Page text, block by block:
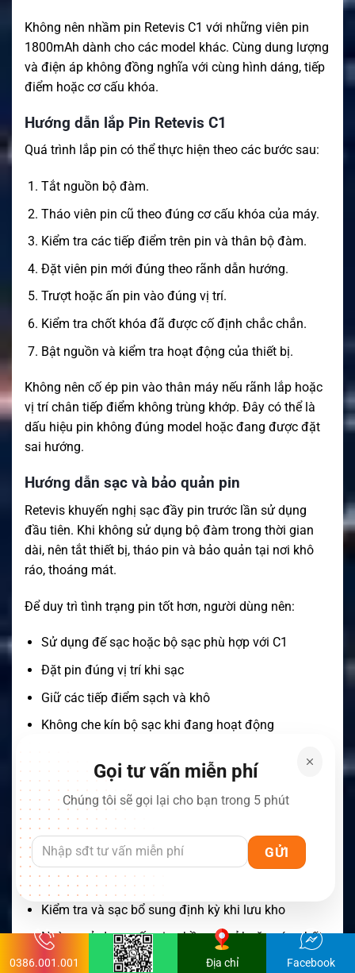
Không nên nhầm pin Retevis C1 với những viên pin
1800mAh dành cho các model khác. Cùng dung lượng
và điện áp không đồng nghĩa với cùng hình dáng, tiếp
điểm hoặc cơ cấu khóa.
Hướng dẫn lắp Pin Retevis C1
Quá trình lắp pin có thể thực hiện theo các bước sau:
Tắt nguồn bộ đàm.
Tháo viên pin cũ theo đúng cơ cấu khóa của máy.
Kiểm tra các tiếp điểm trên pin và thân bộ đàm.
Đặt viên pin mới đúng theo rãnh dẫn hướng.
Trượt hoặc ấn pin vào đúng vị trí.
Kiểm tra chốt khóa đã được cố định chắc chắn.
Bật nguồn và kiểm tra hoạt động của thiết bị.
Không nên cố ép pin vào thân máy nếu rãnh lắp hoặc
vị trí chân tiếp điểm không trùng khớp. Đây có thể là
dấu hiệu pin không đúng model hoặc đang được đặt
sai hướng.
Hướng dẫn sạc và bảo quản pin
Retevis khuyến nghị sạc đầy pin trước lần sử dụng
đầu tiên. Khi không sử dụng bộ đàm trong thời gian
dài, nên tắt thiết bị, tháo pin và bảo quản tại nơi khô
ráo, thoáng mát.
Để duy trì tình trạng pin tốt hơn, người dùng nên:
Sử dụng đế sạc hoặc bộ sạc phù hợp với C1
Đặt pin đúng vị trí khi sạc
Giữ các tiếp điểm sạch và khô
Không che kín bộ sạc khi đang hoạt động
Không để vật kim loại chạm đồng thời vào các tiếp
điểm
Không làm rơi hoặc đâm thủng pin
Không tự ý tháo vỏ và thay cell bên trong
Bảo quản pin tại nơi khô ráo, thoáng mát
Kiểm tra và sạc bổ sung định kỳ khi lưu kho
Ngừng sử dụng nếu pin phồng, rò rỉ hoặc nóng bất
thường
Gọi tư vấn miễn phí
Chúng tôi sẽ gọi lại cho bạn trong 5 phút
0386.001.001 Địa chỉ Facebook